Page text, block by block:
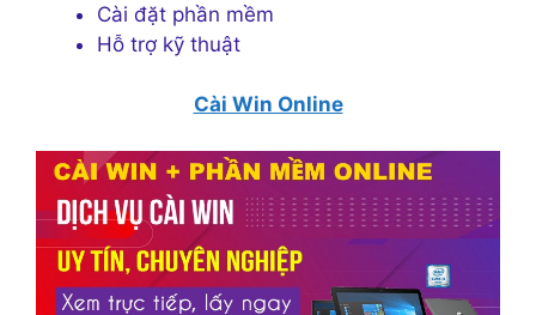
Cài đặt phần mềm
Hỗ trợ kỹ thuật
Cài Win Online